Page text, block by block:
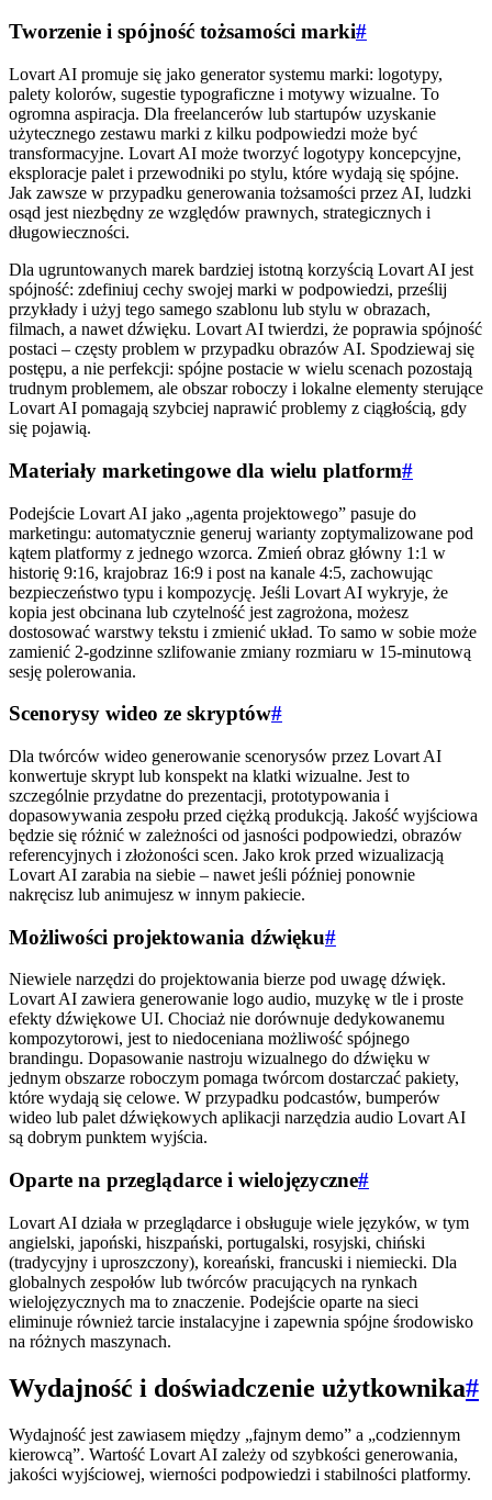
Tworzenie i spójność tożsamości marki#
Lovart AI promuje się jako generator systemu marki: logotypy,
palety kolorów, sugestie typograficzne i motywy wizualne. To
ogromna aspiracja. Dla freelancerów lub startupów uzyskanie
użytecznego zestawu marki z kilku podpowiedzi może być
transformacyjne. Lovart AI może tworzyć logotypy koncepcyjne,
eksploracje palet i przewodniki po stylu, które wydają się spójne.
Jak zawsze w przypadku generowania tożsamości przez AI, ludzki
osąd jest niezbędny ze względów prawnych, strategicznych i
długowieczności.
Dla ugruntowanych marek bardziej istotną korzyścią Lovart AI jest
spójność: zdefiniuj cechy swojej marki w podpowiedzi, prześlij
przykłady i użyj tego samego szablonu lub stylu w obrazach,
filmach, a nawet dźwięku. Lovart AI twierdzi, że poprawia spójność
postaci – częsty problem w przypadku obrazów AI. Spodziewaj się
postępu, a nie perfekcji: spójne postacie w wielu scenach pozostają
trudnym problemem, ale obszar roboczy i lokalne elementy sterujące
Lovart AI pomagają szybciej naprawić problemy z ciągłością, gdy
się pojawią.
Materiały marketingowe dla wielu platform#
Podejście Lovart AI jako „agenta projektowego” pasuje do
marketingu: automatycznie generuj warianty zoptymalizowane pod
kątem platformy z jednego wzorca. Zmień obraz główny 1:1 w
historię 9:16, krajobraz 16:9 i post na kanale 4:5, zachowując
bezpieczeństwo typu i kompozycję. Jeśli Lovart AI wykryje, że
kopia jest obcinana lub czytelność jest zagrożona, możesz
dostosować warstwy tekstu i zmienić układ. To samo w sobie może
zamienić 2-godzinne szlifowanie zmiany rozmiaru w 15-minutową
sesję polerowania.
Scenorysy wideo ze skryptów#
Dla twórców wideo generowanie scenorysów przez Lovart AI
konwertuje skrypt lub konspekt na klatki wizualne. Jest to
szczególnie przydatne do prezentacji, prototypowania i
dopasowywania zespołu przed ciężką produkcją. Jakość wyjściowa
będzie się różnić w zależności od jasności podpowiedzi, obrazów
referencyjnych i złożoności scen. Jako krok przed wizualizacją
Lovart AI zarabia na siebie – nawet jeśli później ponownie
nakręcisz lub animujesz w innym pakiecie.
Możliwości projektowania dźwięku#
Niewiele narzędzi do projektowania bierze pod uwagę dźwięk.
Lovart AI zawiera generowanie logo audio, muzykę w tle i proste
efekty dźwiękowe UI. Chociaż nie dorównuje dedykowanemu
kompozytorowi, jest to niedoceniana możliwość spójnego
brandingu. Dopasowanie nastroju wizualnego do dźwięku w
jednym obszarze roboczym pomaga twórcom dostarczać pakiety,
które wydają się celowe. W przypadku podcastów, bumperów
wideo lub palet dźwiękowych aplikacji narzędzia audio Lovart AI
są dobrym punktem wyjścia.
Oparte na przeglądarce i wielojęzyczne#
Lovart AI działa w przeglądarce i obsługuje wiele języków, w tym
angielski, japoński, hiszpański, portugalski, rosyjski, chiński
(tradycyjny i uproszczony), koreański, francuski i niemiecki. Dla
globalnych zespołów lub twórców pracujących na rynkach
wielojęzycznych ma to znaczenie. Podejście oparte na sieci
eliminuje również tarcie instalacyjne i zapewnia spójne środowisko
na różnych maszynach.
Wydajność i doświadczenie użytkownika#
Wydajność jest zawiasem między „fajnym demo” a „codziennym
kierowcą”. Wartość Lovart AI zależy od szybkości generowania,
jakości wyjściowej, wierności podpowiedzi i stabilności platformy.